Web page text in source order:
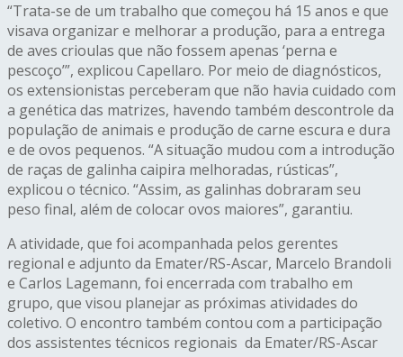
“Trata-se de um trabalho que começou há 15 anos e que
visava organizar e melhorar a produção, para a entrega
de aves crioulas que não fossem apenas ‘perna e
pescoço’”, explicou Capellaro. Por meio de diagnósticos,
os extensionistas perceberam que não havia cuidado com
a genética das matrizes, havendo também descontrole da
população de animais e produção de carne escura e dura
e de ovos pequenos. “A situação mudou com a introdução
de raças de galinha caipira melhoradas, rústicas”,
explicou o técnico. “Assim, as galinhas dobraram seu
peso final, além de colocar ovos maiores”, garantiu.
A atividade, que foi acompanhada pelos gerentes
regional e adjunto da Emater/RS-Ascar, Marcelo Brandoli
e Carlos Lagemann, foi encerrada com trabalho em
grupo, que visou planejar as próximas atividades do
coletivo. O encontro também contou com a participação
dos assistentes técnicos regionais da Emater/RS-Ascar